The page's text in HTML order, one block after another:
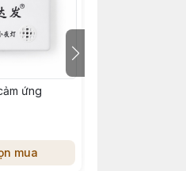
ứng
mua